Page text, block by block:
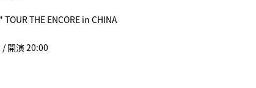
THE ENCORE in CHINA
/ 開演 20:00